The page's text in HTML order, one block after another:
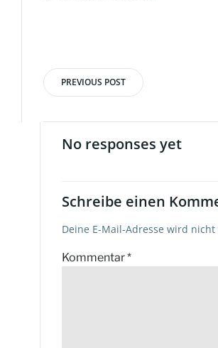
PREVIOUS POST
No responses yet
Schreibe einen
Deine E-Mail-Adresse wird
Kommentar*